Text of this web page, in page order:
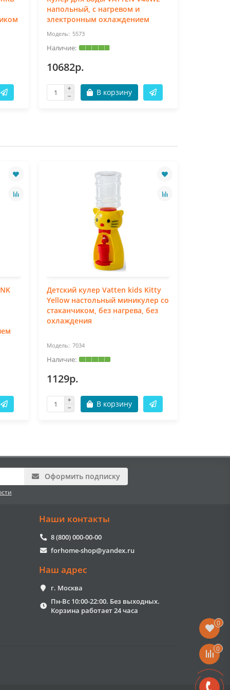
напольный, с нагревом и
электронным охлаждением
5573
10682р.
В корзину
Детский кулер Vatten kids Kitty
Yellow настольный миникулер со
стаканчиком, без нагрева, без
охлаждения
7034
1129р.
В корзину
Оформить подписку
Наши контакты
8 (800) 000-00-00
forhome-shop@yandex.ru
Наш адрес
г. Москва
Пн-Вс 10:00-22:00. Без выходных.
Корзина работает 24 часа
0
0